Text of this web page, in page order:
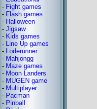
- Fight games
- Flash games
- Halloween
- Jigsaw
- Kids games
- Line Up games
- Loderunner
- Mahjongg
- Maze games
- Moon Landers
- MUGEN game
- Multiplayer
- Pacman
- Pinball